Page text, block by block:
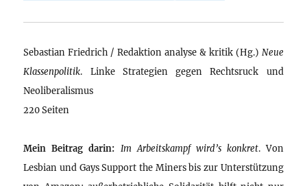
Sebastian Friedrich / Redaktion analyse & kritik (Hg.) Neue
Klassenpolitik. Linke Strategien gegen Rechtsruck und
Neoliberalismus
220 Seiten
Mein Beitrag darin: Im Arbeitskampf wird’s konkret. Von
Lesbian und Gays Support the Miners bis zur Unterstützung